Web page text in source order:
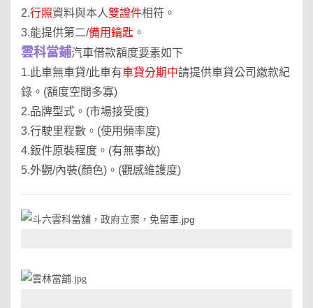
2.行照資料與本人雙證件相符。
3.能提供第二/備用鑰匙 。
雲科當鋪汽車借款額度要素如下
1.此車無車貸/此車有車貸分期中請提供車貸公司繳款紀
錄。(額度空間多寡)
2.品牌型式。(市場接受度)
3.行駛里程數。(使用頻率度)
4.鈑件原裝程度。(有無事故)
5.外觀/內裝(顏色)。(觀感維護度)